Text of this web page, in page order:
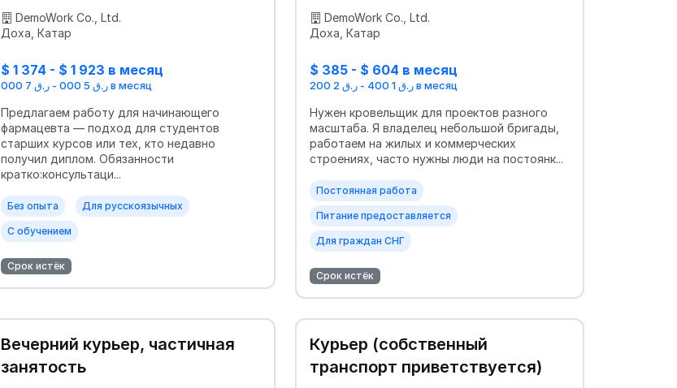
обучение)
DemoWork Co., Ltd.
Доха, Катар
$ 1 374 - $ 1 923 в месяц
ر.ق 5 000 - ر.ق 7 000 в месяц
Предлагаем работу для начинающего
фармацевта — подход для студентов
старших курсов или тех, кто недавно
получил диплом. Обязанности
кратко:консультаци...
Без опыта Для русскоязычных
С обучением
Срок истёк
DemoWork Co., Ltd.
Доха, Катар
$ 385 - $ 604 в месяц
ر.ق 1 400 - ر.ق 2 200 в месяц
Нужен кровельщик для проектов разного
масштаба. Я владелец небольшой бригады,
работаем на жилых и коммерческих
строениях, часто нужны люди на постоянк...
Постоянная работа
Питание предоставляется
Для граждан СНГ
Срок истёк
Вечерний курьер, частичная
занятость
Курьер (собственный
транспорт приветствуется)